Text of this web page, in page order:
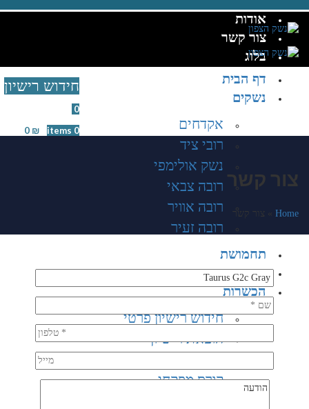
אודות
צור קשר
בלוג
חידוש רישיון
0
0
items
0 ₪
דף הבית
נשקים
אקדחים
רובי ציד
נשק אולימפי
רובה צבאי
רובה אוויר
רובה זעיר
תחמושת
חנות
הכשרות
חידוש רישיון פרטי
הוצאת רישיון
קורס מפקחי
צור קשר
Home
» צור קשר